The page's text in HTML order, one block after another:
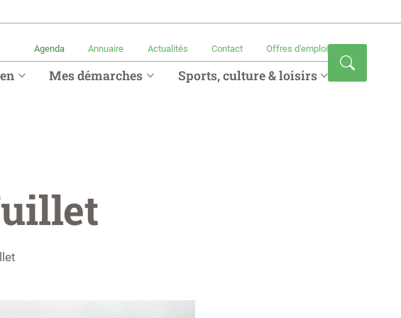
Mes démarches Sports, culture & loisirs
Agenda Annuaire Actualités Contact Offres d'emploi